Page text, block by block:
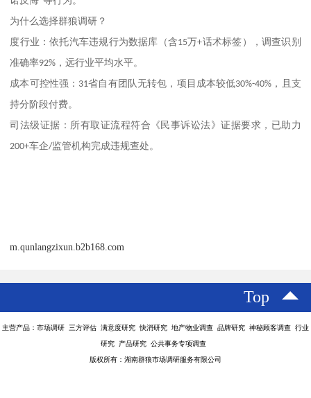
为什么选择群狼调研？
度行业：依托汽车违规行为数据库（含15万+话术标签），调查识别
准确率92% ，远行业平均水平。
成本可控性强： 31省自有团队无转包，项目成本较低30%-40% ，且支
持分阶段付费。
司法级证据：所有取证流程符合《民事诉讼法》证据要求，已助力
200+车企/监管机构完成违规查处。
m.qunlangzixun.b2b168.com
Top
主营产品：市场调研 三方评估 满意度研究 快消研究 地产物业调查 品牌研究 神秘顾客调查 行业
研究 产品研究 公共事务专项调查
版权所有：湖南群狼市场调研服务有限公司